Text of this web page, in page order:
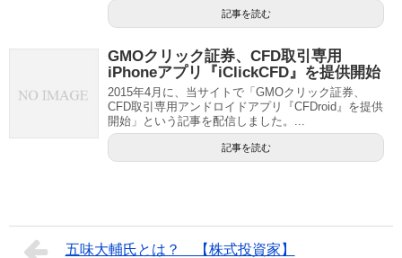
記事を読む
GMOクリック証券、CFD取引専用
iPhoneアプリ『iClickCFD』を提供開始
2015年4月に、当サイトで「GMOクリック証券、
CFD取引専用アンドロイドアプリ『CFDroid』を提供
開始」という記事を配信しました。...
記事を読む
五味大輔氏とは？ 【株式投資家】